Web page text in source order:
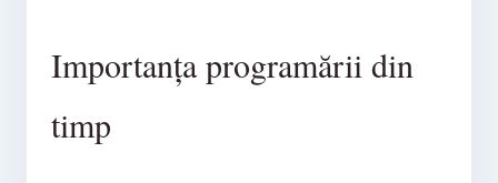
Importanța programării din
timp